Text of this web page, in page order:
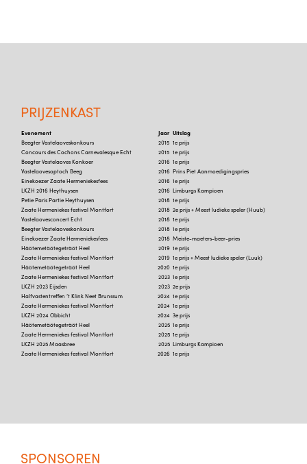
PRIJZENKAST
Evenement Jaar Uitslag
Beegter Vastelaoveskonkours
2015 1e prijs
Concours des Cochons Carnevalesque Echt
2015 1e prijs
Beegter Vastelaoves Konkoer
2016 1e prijs
Vastelaovesoptoch Beeg
2016 Prins Piet Aanmoedigingspries
Einekoezer Zaate Hermeniekesfees
2016 1e prijs
LKZH 2016 Heythuysen
2016 Limburgs Kampioen
Petie Paris Partie Heythuysen
2018 1e prijs
Zaate Hermeniekes festival Montfort
2018 2e prijs + Meest ludieke speler (Huub)
Vastelaovesconcert Echt
2018 1e prijs
Beegter Vastelaoveskonkours
2018 1e prijs
Einekoezer Zaate Hermeniekesfees
2018 Meiste-maeters-beer-pries
Häötemetäötegeträöt Heel
2019 1e prijs
Zaate Hermeniekes festival Montfort
2019 1e prijs + Meest ludieke speler (Luuk)
Häötemetäötegeträöt Heel
2020 1e prijs
Zaate Hermeniekes festival Montfort
2023 1e prijs
LKZH 2023 Eijsden
2023 2e prijs
Halfvastentreffen ’t Klink Neet Brunssum
2024 1e prijs
Zaate Hermeniekes festival Montfort
2024 1e prijs
LKZH 2024 Obbicht
2024 3e prijs
Häötemetäötegeträöt Heel
2025 1e prijs
Zaate Hermeniekes festival Montfort
2025 1e prijs
LKZH 2025 Maasbree
2025 Limburgs Kampioen
Zaate Hermeniekes festival Montfort
2026 1e prijs
SPONSOREN